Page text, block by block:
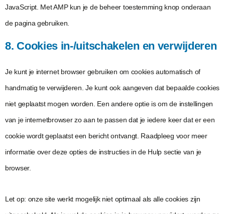
JavaScript. Met AMP kun je de beheer toestemming knop onderaan
de pagina gebruiken.
8. Cookies in-/uitschakelen en verwijderen
Je kunt je internet browser gebruiken om cookies automatisch of
handmatig te verwijderen. Je kunt ook aangeven dat bepaalde cookies
niet geplaatst mogen worden. Een andere optie is om de instellingen
van je internetbrowser zo aan te passen dat je iedere keer dat er een
cookie wordt geplaatst een bericht ontvangt. Raadpleeg voor meer
informatie over deze opties de instructies in de Hulp sectie van je
browser.
Let op: onze site werkt mogelijk niet optimaal als alle cookies zijn